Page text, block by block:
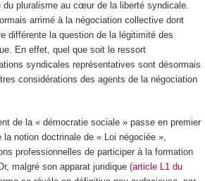
du pluralisme au cœur de la liberté syndicale.
arrimé à la négociation collective dont
différente la question de la légitimité des
En effet, quel que soit le ressort
syndicales représentatives sont désormais
considérations des agents de la négociation
de la « démocratie sociale » passe en premier
la notion doctrinale de « Loi négociée »,
professionnelles de participer à la formation
malgré son apparat juridique (article L1 du